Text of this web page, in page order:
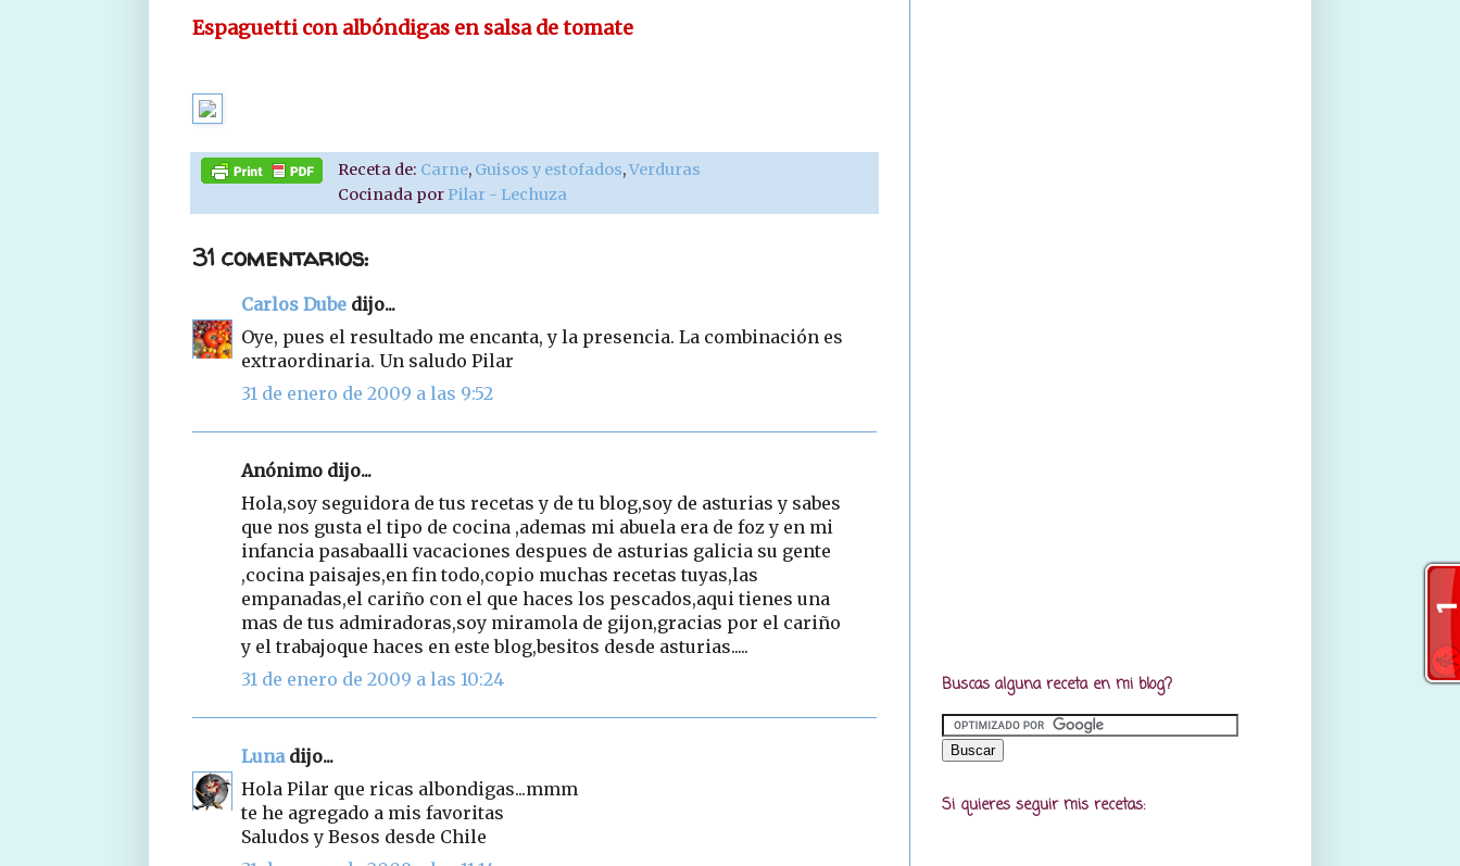
Espaguetti con albóndigas en salsa de tomate
Receta de: Carne, Guisos y estofados,Verduras
Cocinada por Pilar - Lechuza
31 comentarios:
Carlos Dube dijo...
Oye, pues el resultado me encanta, y la presencia. La combinación es
extraordinaria. Un saludo Pilar
31 de enero de 2009 a las 9:52
Anónimo dijo...
Hola,soy seguidora de tus recetas y de tu blog,soy de asturias y sabes
que nos gusta el tipo de cocina ,ademas mi abuela era de foz y en mi
infancia pasabaalli vacaciones despues de asturias galicia su gente
,cocina paisajes,en fin todo,copio muchas recetas tuyas,las
empanadas,el cariño con el que haces los pescados,aqui tienes una
mas de tus admiradoras,soy miramola de gijon,gracias por el cariño
y el trabajoque haces en este blog,besitos desde asturias.....
31 de enero de 2009 a las 10:24
Lunadijo...
Hola Pilar que ricas albondigas...mmm
te he agregado a mis favoritas
Saludos y Besos desde Chile
Buscas alguna receta en mi blog?
Si quieres seguir mis recetas: